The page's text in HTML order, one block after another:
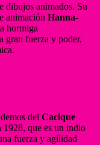
dibujos animados. Su
animación Hanna-
hormiga
gran fuerza y poder,
del Cacique
1928, que es un indio
fuerza y agilidad